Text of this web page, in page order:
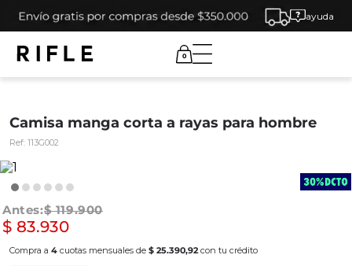
ayuda
0
Camisa manga corta a rayas para hombre
Ref: 113G002
$ 119.900
$ 83.930
Compra a 4 cuotas mensuales de $ 25.390,92 con tu crédito